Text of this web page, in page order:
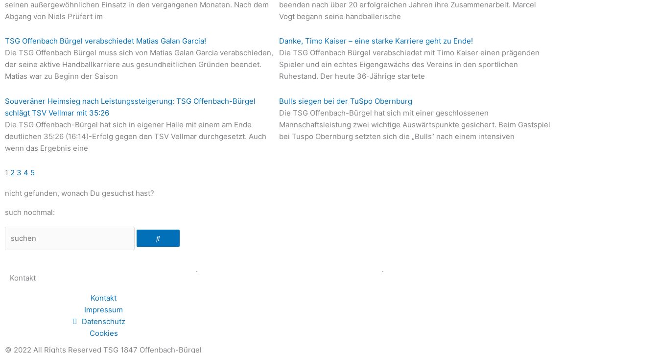
seinen außergewöhnlichen Einsatz in den vergangenen Monaten. Nach dem
Abgang von Niels Prüfert im
beenden nach über 20 erfolgreichen Jahren ihre Zusammenarbeit. Marcel
Vogt begann seine handballerische
TSG Offenbach Bürgel verabschiedet Matias Galan Garcia!
Die TSG Offenbach Bürgel muss sich von Matias Galan Garcia verabschieden,
der seine aktive Handballkarriere aus gesundheitlichen Gründen beendet.
Matias war zu Beginn der Saison
Danke, Timo Kaiser – eine starke Karriere geht zu Ende!
Die TSG Offenbach Bürgel verabschiedet mit Timo Kaiser einen prägenden
Spieler und ein echtes Eigengewächs des Vereins in den sportlichen
Ruhestand. Der heute 36-Jährige startete
Souveräner Heimsieg nach Leistungssteigerung: TSG Offenbach-Bürgel
schlägt TSV Vellmar mit 35:26
Die TSG Offenbach-Bürgel hat sich in eigener Halle mit einem am Ende
deutlichen 35:26 (16:14)-Erfolg gegen den TSV Vellmar durchgesetzt. Auch
wenn das Ergebnis eine
Bulls siegen bei der TuSpo Obernburg
Die TSG Offenbach-Bürgel hat sich mit einer geschlossenen
Mannschaftsleistung zwei wichtige Auswärtspunkte gesichert. Beim Gastspiel
bei Tuspo Obernburg setzten sich die „Bulls“ nach einem intensiven
1 2 3 4 5
nicht gefunden, wonach Du gesuchst hast?
such nochmal:
Kontakt
Kontakt
Impressum
Datenschutz
Cookies
. .
© 2022 All Rights Reserved TSG 1847 Offenbach-Bürgel